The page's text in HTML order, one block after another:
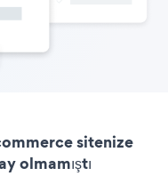
sitenize
olmamıştı